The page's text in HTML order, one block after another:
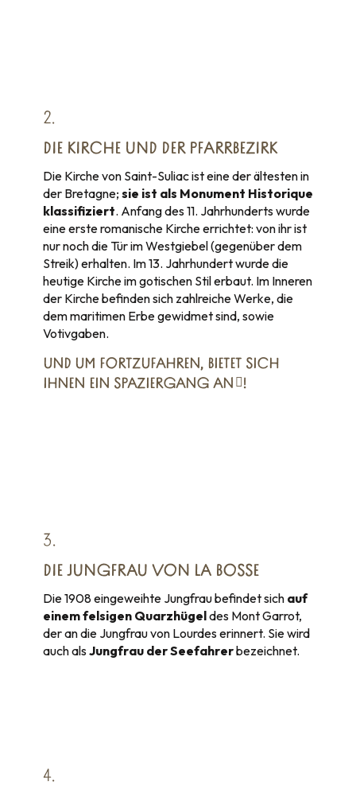
2.
DIE KIRCHE UND DER PFARRBEZIRK
Die Kirche von Saint-Suliac ist eine der ältesten in
der Bretagne; sie ist als Monument Historique
klassifiziert. Anfang des 11. Jahrhunderts wurde
eine erste romanische Kirche errichtet: von ihr ist
nur noch die Tür im Westgiebel (gegenüber dem
Streik) erhalten. Im 13. Jahrhundert wurde die
heutige Kirche im gotischen Stil erbaut. Im Inneren
der Kirche befinden sich zahlreiche Werke, die
dem maritimen Erbe gewidmet sind, sowie
Votivgaben.
UND UM FORTZUFAHREN, BIETET SICH
IHNEN EIN SPAZIERGANG AN
!
3.
DIE JUNGFRAU VON LA BOSSE
Die 1908 eingeweihte Jungfrau befindet sich auf
einem felsigen Quarzhügeldes Mont Garrot,
der an die Jungfrau von Lourdes erinnert. Sie wird
auch alsJungfrau der Seefahrerbezeichnet.
4.